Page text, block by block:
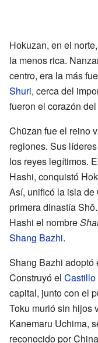
Hokuzan, en el
la menos rica.
centro, era la más
Shuri, cerca del
fueron el corazón
Chūzan fue el reino
regiones. Sus
los reyes legítimos.
Hashi, conquistó
Así, unificó la isla de
primera dinastía
Hashi el nombre
Shang Bazhi.
Shang Bazhi adoptó
Construyó el Castillo
capital, junto con el
Toku murió sin hijos
Kanemaru Uchima,
reconocido por